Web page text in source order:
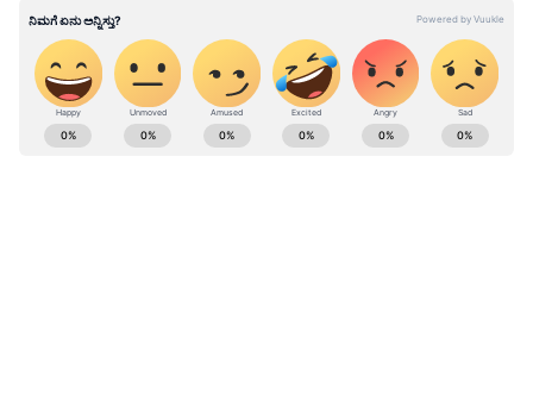
ABOUT THE AUTHOR